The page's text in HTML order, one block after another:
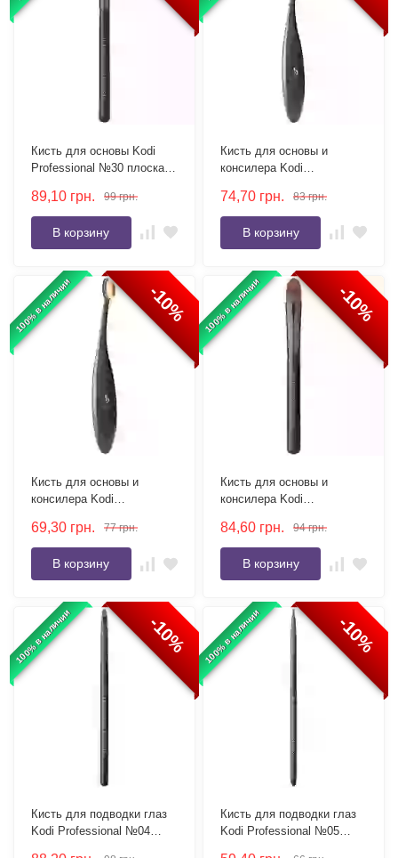
Кисть для основы Kodi
Professional №30 плоская,
89,10 грн. 99 грн.
В корзину
Кисть для основы и
консилера Kodi
№4 плоская, ворс нейлон
74,70 грн. 83 грн.
В корзину
100% в наличии -10%
Кисть для основы и
консилера Kodi
№5 плоская, ворс нейлон
69,30 грн. 77 грн.
В корзину
100% в наличии -10%
Кисть для основы и
консилера Kodi
ворс нейлон
84,60 грн. 94 грн.
В корзину
100% в наличии -10%
Кисть для подводки глаз
Kodi Professional №04
100% в наличии -10%
Кисть для подводки глаз
Kodi Professional №05